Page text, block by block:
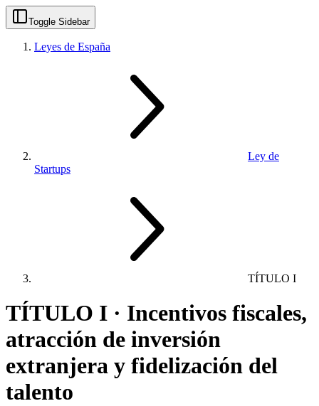
Toggle Sidebar
Leyes de España
Ley de
Startups
TÍTULO I
TÍTULO I · Incentivos fiscales,
atracción de inversión
extranjera y fidelización del
talento